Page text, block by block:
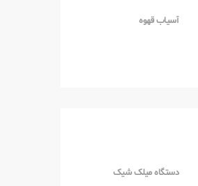
آسیاب قهوه
دستگاه میلک شیک